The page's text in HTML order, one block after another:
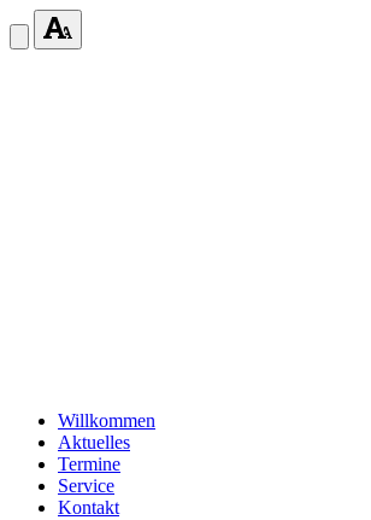
Willkommen
Aktuelles
Termine
Service
Kontakt